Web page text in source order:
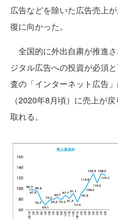
広告などを除いた広告売上
復に向かった。
全国的に外出自粛が推進
ジタル広告への投資が必須
査の「インターネット広告
（2020年8月頃）に売上が
取れる。